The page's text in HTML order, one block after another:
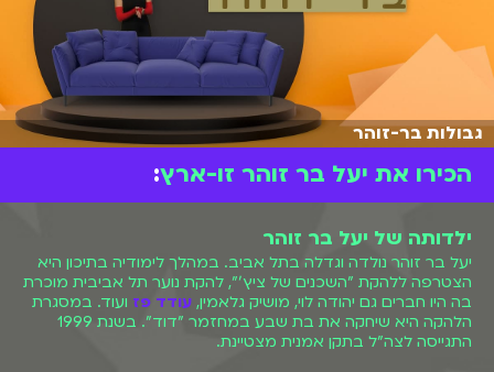
גבולות בר-זוהר
הכירו את יעל בר זוהר זו-ארץ:
ילדותה של יעל בר זוהר
יעל בר זוהר נולדה וגדלה בתל אביב. במהלך לימודיה בתיכון היא
הצטרפה ללהקת "השכנים של ציץ'", להקת נוער תל אביבית מוכרת
בה היו חברים גם יהודה לוי, מושיק גלאמין, עודד פז ועוד. במסגרת
הלהקה היא שיחקה את בת שבע במחזמר "דוד". בשנת 1999
התגייסה לצה"ל בתקן אמנית מצטיינת.